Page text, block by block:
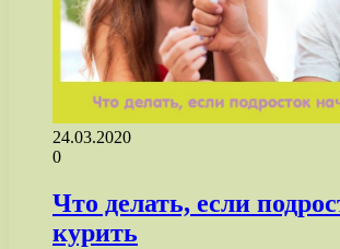
24.03.2020
0
Что делать, если
курить